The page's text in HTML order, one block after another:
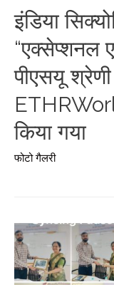
इंडिया
“एक्सेप्शनल
पीएसयू
किया गया
फोटो गैलरी